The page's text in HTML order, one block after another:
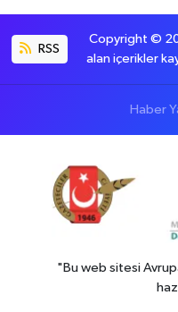
RSS
Copyright ©
alan içerikler
Haber
"Bu web sitesi